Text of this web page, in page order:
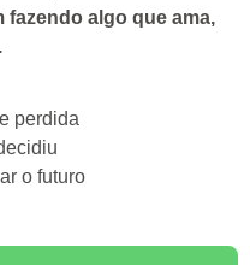
fazendo algo que ama,
perdida
o futuro